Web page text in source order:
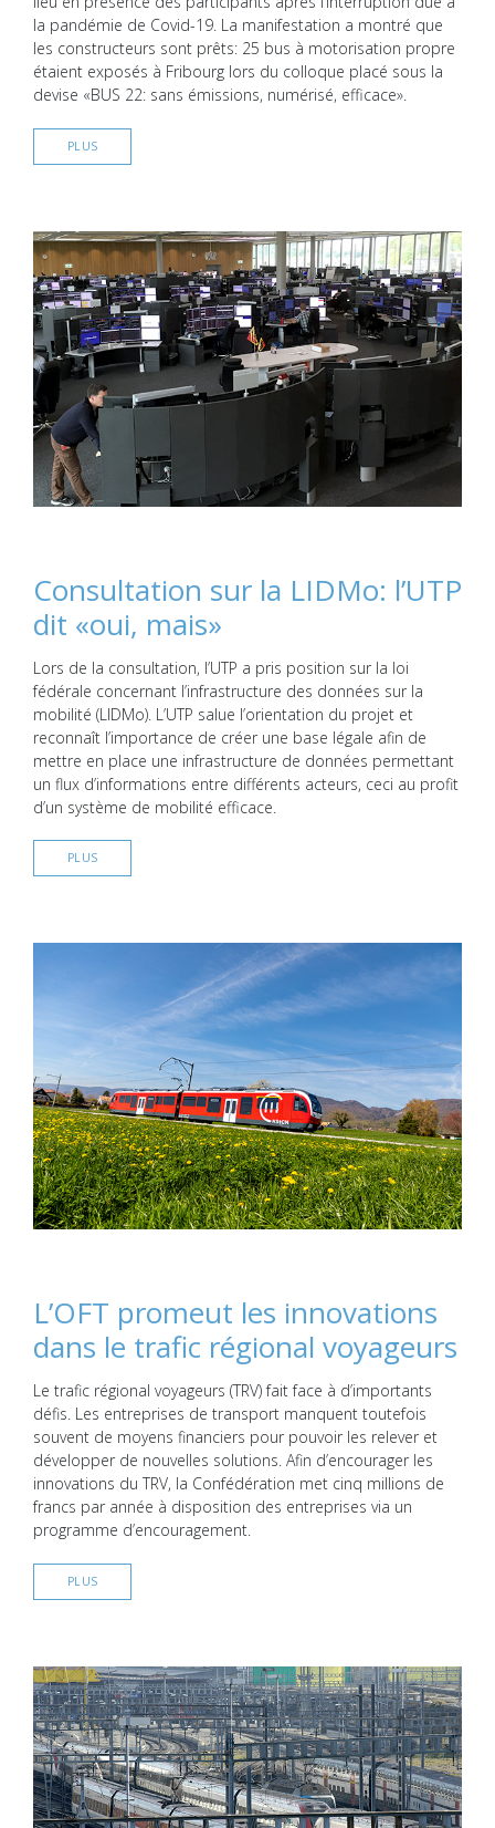
la pandémie de Covid-19. La manifestation a montré que
les constructeurs sont prêts: 25 bus à motorisation propre
étaient exposés à Fribourg lors du colloque placé sous la
devise «BUS 22: sans émissions, numérisé, efficace».
PLUS
Consultation sur la LIDMo: l’UTP
dit «oui, mais»
Lors de la consultation, l’UTP a pris position sur la loi
fédérale concernant l’infrastructure des données sur la
mobilité (LIDMo). L’UTP salue l’orientation du projet et
reconnaît l’importance de créer une base légale afin de
mettre en place une infrastructure de données permettant
un flux d’informations entre différents acteurs, ceci au profit
d’un système de mobilité efficace.
PLUS
L’OFT promeut les innovations
dans le trafic régional voyageurs
Le trafic régional voyageurs (TRV) fait face à d’importants
défis. Les entreprises de transport manquent toutefois
souvent de moyens financiers pour pouvoir les relever et
développer de nouvelles solutions. Afin d’encourager les
innovations du TRV, la Confédération met cinq millions de
francs par année à disposition des entreprises via un
programme d’encouragement.
PLUS